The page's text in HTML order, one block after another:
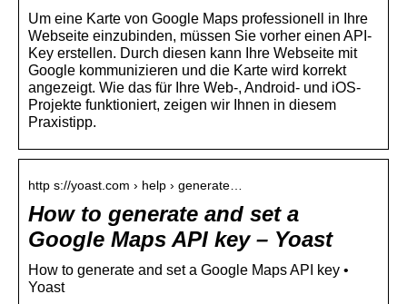
Um eine Karte von Google Maps professionell in Ihre
Webseite einzubinden, müssen Sie vorher einen API-
Key erstellen. Durch diesen kann Ihre Webseite mit
Google kommunizieren und die Karte wird korrekt
angezeigt. Wie das für Ihre Web-, Android- und iOS-
Projekte funktioniert, zeigen wir Ihnen in diesem
Praxistipp.
http s://yoast.com › help › generate…
How to generate and set a
Google Maps API key – Yoast
How to generate and set a Google Maps API key •
Yoast